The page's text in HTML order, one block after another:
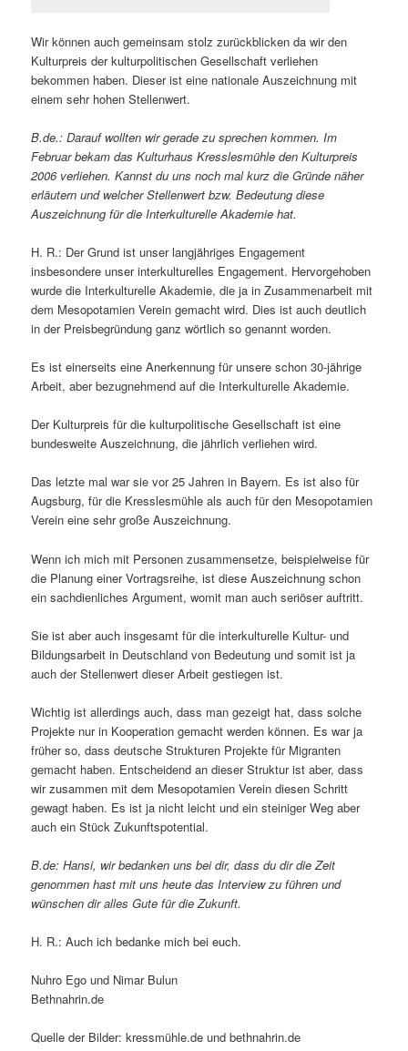
Wir können auch gemeinsam stolz zurückblicken da wir den
Kulturpreis der kulturpolitischen Gesellschaft verliehen
bekommen haben. Dieser ist eine nationale Auszeichnung mit
einem sehr hohen Stellenwert.
B.de.: Darauf wollten wir gerade zu sprechen kommen. Im
Februar bekam das Kulturhaus Kresslesmühle den Kulturpreis
2006 verliehen. Kannst du uns noch mal kurz die Gründe näher
erläutern und welcher Stellenwert bzw. Bedeutung diese
Auszeichnung für die Interkulturelle Akademie hat.
H. R.: Der Grund ist unser langjähriges Engagement
insbesondere unser interkulturelles Engagement. Hervorgehoben
wurde die Interkulturelle Akademie, die ja in Zusammenarbeit mit
dem Mesopotamien Verein gemacht wird. Dies ist auch deutlich
in der Preisbegründung ganz wörtlich so genannt worden.
Es ist einerseits eine Anerkennung für unsere schon 30-jährige
Arbeit, aber bezugnehmend auf die Interkulturelle Akademie.
Der Kulturpreis für die kulturpolitische Gesellschaft ist eine
bundesweite Auszeichnung, die jährlich verliehen wird.
Das letzte mal war sie vor 25 Jahren in Bayern. Es ist also für
Augsburg, für die Kresslesmühle als auch für den Mesopotamien
Verein eine sehr große Auszeichnung.
Wenn ich mich mit Personen zusammensetze, beispielweise für
die Planung einer Vortragsreihe, ist diese Auszeichnung schon
ein sachdienliches Argument, womit man auch seriöser auftritt.
Sie ist aber auch insgesamt für die interkulturelle Kultur- und
Bildungsarbeit in Deutschland von Bedeutung und somit ist ja
auch der Stellenwert dieser Arbeit gestiegen ist.
Wichtig ist allerdings auch, dass man gezeigt hat, dass solche
Projekte nur in Kooperation gemacht werden können. Es war ja
früher so, dass deutsche Strukturen Projekte für Migranten
gemacht haben. Entscheidend an dieser Struktur ist aber, dass
wir zusammen mit dem Mesopotamien Verein diesen Schritt
gewagt haben. Es ist ja nicht leicht und ein steiniger Weg aber
auch ein Stück Zukunftspotential.
B.de: Hansi, wir bedanken uns bei dir, dass du dir die Zeit
genommen hast mit uns heute das Interview zu führen und
wünschen dir alles Gute für die Zukunft.
H. R.: Auch ich bedanke mich bei euch.
Nuhro Ego und Nimar Bulun
Bethnahrin.de
Quelle der Bilder: kressmühle.de und bethnahrin.de